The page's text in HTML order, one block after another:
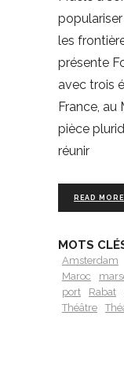
les
présente
avec trois
France, au
pièce
réunir
READ MORE
MOTS
Amsterdam
Maroc
port
Rabat
Théâtre